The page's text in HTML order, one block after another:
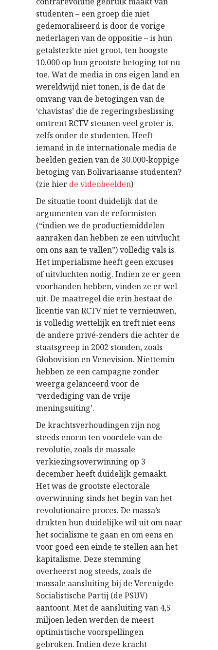
studenten – een groep die niet
gedemoraliseerd is door de vorige
nederlagen van de oppositie – is hun
getalsterkte niet groot, ten hoogste
10.000 op hun grootste betoging tot nu
toe. Wat de media in ons eigen land en
wereldwijd niet tonen, is de dat de
omvang van de betogingen van de
‘chavistas’ die de regeringsbeslissing
omtrent RCTV steunen veel groter is,
zelfs onder de studenten. Heeft
iemand in de internationale media de
beelden gezien van de 30.000-koppige
betoging van Bolivariaanse studenten?
(zie hier de videobeelden)
De situatie toont duidelijk dat de
argumenten van de reformisten
(“indien we de productiemiddelen
aanraken dan hebben ze een uitvlucht
om ons aan te vallen”) volledig vals is.
Het imperialisme heeft geen excuses
of uitvluchten nodig. Indien ze er geen
voorhanden hebben, vinden ze er wel
uit. De maatregel die erin bestaat de
licentie van RCTV niet te vernieuwen,
is volledig wettelijk en treft niet eens
de andere privé-zenders die achter de
staatsgreep in 2002 stonden, zoals
Globovision en Venevision. Niettemin
hebben ze een campagne zonder
weerga gelanceerd voor de
‘verdediging van de vrije
meningsuiting’.
De krachtsverhoudingen zijn nog
steeds enorm ten voordele van de
revolutie, zoals de massale
verkiezingsoverwinning op 3
december heeft duidelijk gemaakt.
Het was de grootste electorale
overwinning sinds het begin van het
revolutionaire proces. De massa’s
drukten hun duidelijke wil uit om naar
het socialisme te gaan en om eens en
voor goed een einde te stellen aan het
kapitalisme. Deze stemming
overheerst nog steeds, zoals de
massale aansluiting bij de Verenigde
Socialistische Partij (de PSUV)
aantoont. Met de aansluiting van 4,5
miljoen leden werden de meest
optimistische voorspellingen
gebroken. Indien deze kracht